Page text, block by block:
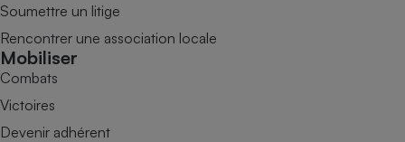
Soumettre un litige
Rencontrer une association locale
Mobiliser
Combats
Victoires
Devenir adhérent